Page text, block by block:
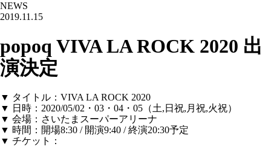
NEWS
2019.11.15
popoq VIVA LA ROCK 2020 出
演決定
▼ タイトル：VIVA LA ROCK 2020
▼ 日時：2020/05/02・03・04・05（土,日祝,月祝,火祝）
▼ 会場：さいたまスーパーアリーナ
▼ 時間：開場8:30 / 開演9:40 / 終演20:30予定
▼ チケット：